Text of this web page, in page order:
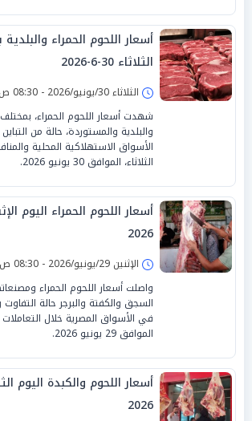
أسعار اللحوم الحمراء
الثلاثاء 30-6-2026
الثلاثاء 30/يونيو/2026 - 08:30 ص
شهدت أسعار اللحوم الحمراء، بمختلف
والبلدية والمستوردة، حالة من
الأسواق الاستهلاكية المحلية
الثلاثاء، الموافق 30 يونيو 2026.
2026
الإثنين 29/يونيو/2026 - 08:30 ص
واصلت أسعار اللحوم الحمراء
السجق والكفتة والبرجر حالة التفاوت
في الأسواق المصرية خلال التعاملات
الموافق 29 يونيو 2026.
2026